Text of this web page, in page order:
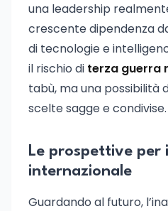
una leadership
crescente dipendenza
di tecnologie e
il rischio di terza guerra
tabù, ma una possibilità
scelte sagge e condivise.
Le prospettive per
internazionale
Guardando al futuro,